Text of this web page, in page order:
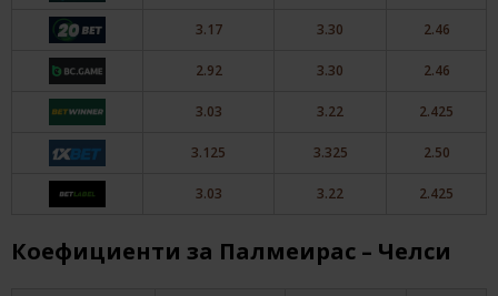
3.17 3.30 2.46
2.92 3.30 2.46
3.03 3.22 2.425
3.125 3.325 2.50
3.03 3.22 2.425
Коефициенти за Палмеирас – Челси